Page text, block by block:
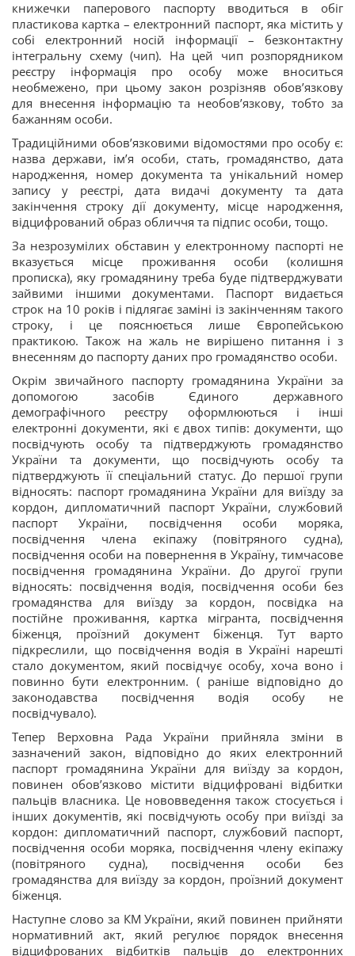
книжечки паперового паспорту вводиться в обіг
пластикова картка – електронний паспорт, яка містить у
собі електронний носій інформації – безконтактну
інтегральну схему (чип). На цей чип розпорядником
реєстру інформація про особу може вноситься
необмежено, при цьому закон розрізняв обов’язкову
для внесення інформацію та необов’язкову, тобто за
бажанням особи.
Традиційними обов’язковими відомостями про особу є:
назва держави, ім’я особи, стать, громадянство, дата
народження, номер документа та унікальний номер
запису у реєстрі, дата видачі документу та дата
закінчення строку дії документу, місце народження,
відцифрований образ обличчя та підпис особи, тощо.
За незрозумілих обставин у електронному паспорті не
вказується місце проживання особи (колишня
прописка), яку громадянину треба буде підтверджувати
зайвими іншими документами. Паспорт видається
строк на 10 років і підлягає заміні із закінченням такого
строку, і це пояснюється лише Європейською
практикою. Також на жаль не вирішено питання і з
внесенням до паспорту даних про громадянство особи.
Окрім звичайного паспорту громадянина України за
допомогою засобів Єдиного державного
демографічного реєстру оформлюються і інші
електронні документи, які є двох типів: документи, що
посвідчують особу та підтверджують громадянство
України та документи, що посвідчують особу та
підтверджують її спеціальний статус. До першої групи
відносять: паспорт громадянина України для виїзду за
кордон, дипломатичний паспорт України, службовий
паспорт України, посвідчення особи моряка,
посвідчення члена екіпажу (повітряного судна),
посвідчення особи на повернення в Україну, тимчасове
посвідчення громадянина України. До другої групи
відносять: посвідчення водія, посвідчення особи без
громадянства для виїзду за кордон, посвідка на
постійне проживання, картка мігранта, посвідчення
біженця, проїзний документ біженця. Тут варто
підкреслили, що посвідчення водія в Україні нарешті
стало документом, який посвідчує особу, хоча воно і
повинно бути електронним. ( раніше відповідно до
законодавства посвідчення водія особу не
посвідчувало).
Тепер Верховна Рада України прийняла зміни в
зазначений закон, відповідно до яких електронний
паспорт громадянина України для виїзду за кордон,
повинен обов’язково містити відцифровані відбитки
пальців власника. Це нововведення також стосується і
інших документів, які посвідчують особу при виїзді за
кордон: дипломатичний паспорт, службовий паспорт,
посвідчення особи моряка, посвідчення члену екіпажу
(повітряного судна), посвідчення особи без
громадянства для виїзду за кордон, проїзний документ
біженця.
Наступне слово за КМ України, який повинен прийняти
нормативний акт, який регулює порядок внесення
відцифрованих відбитків пальців до електронних